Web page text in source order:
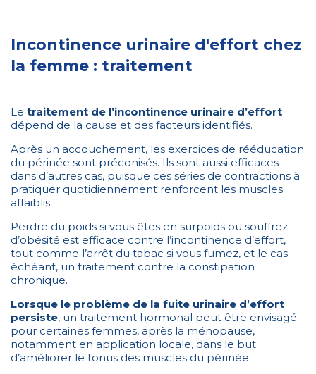
Incontinence urinaire d'effort chez
la femme : traitement
Le traitement de l’incontinence urinaire d’effort
dépend de la cause et des facteurs identifiés.
Après un accouchement, les exercices de rééducation
du périnée sont préconisés. Ils sont aussi efficaces
dans d’autres cas, puisque ces séries de contractions à
pratiquer quotidiennement renforcent les muscles
affaiblis.
Perdre du poids si vous êtes en surpoids ou souffrez
d’obésité est efficace contre l’incontinence d’effort,
tout comme l’arrêt du tabac si vous fumez, et le cas
échéant, un traitement contre la constipation
chronique.
Lorsque le problème de la fuite urinaire d’effort
persiste, un traitement hormonal peut être envisagé
pour certaines femmes, après la ménopause,
notamment en application locale, dans le but
d’améliorer le tonus des muscles du périnée.